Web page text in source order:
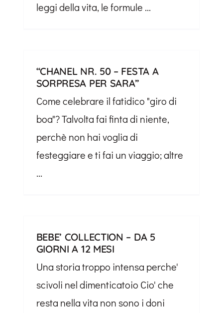
leggi della vita, le formule ...
“CHANEL NR. 50 – FESTA A
SORPRESA PER SARA”
Come celebrare il fatidico "giro di
boa"? Talvolta fai finta di niente,
perchè non hai voglia di
festeggiare e ti fai un viaggio; altre
...
BEBE’ COLLECTION – DA 5
GIORNI A 12 MESI
Una storia troppo intensa perche'
scivoli nel dimenticatoio Cio' che
resta nella vita non sono i doni